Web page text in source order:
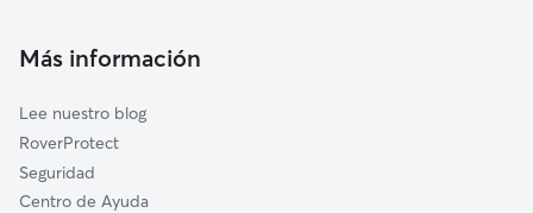
Pontedeume
Coirós
Betanzos
Fene
Cuidado de mascota en Monfero
Más información
Lee nuestro blog
RoverProtect
Seguridad
Centro de Ayuda